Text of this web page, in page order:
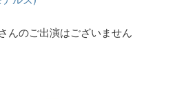
んのご出演はございません